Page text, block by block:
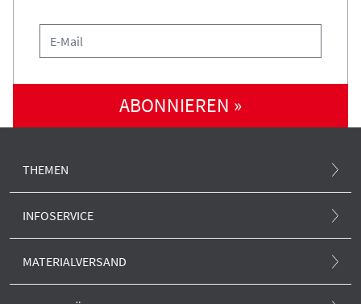
ABONNIEREN »
THEMEN
Atomunfall
Klima und Atom
INFOSERVICE
Newsletter
MATERIALVERSAND